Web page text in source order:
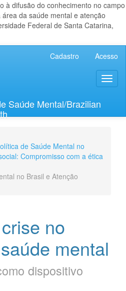
à difusão do conhecimento no campo
da saúde mental e atenção
Federal de Santa Catarina,
Cadastro Acesso
Saúde Mental/Brazilian
de Saúde Mental no
Compromisso com a ética
no Brasil e Atenção
no
mental
dispositivo